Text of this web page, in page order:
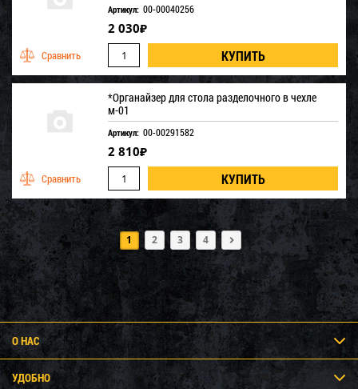
Артикул: 00-00040256
2 030₽
*Органайзер для стола разделочного в чехле
м-01
Артикул: 00-00291582
2 810₽
1 2 3 4
О НАС
УДОБНО